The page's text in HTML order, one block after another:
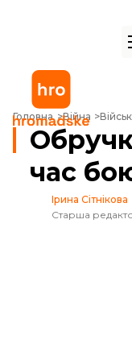
Головна Війна
Обручка військового
час
Ірина Сітнікова
Старша